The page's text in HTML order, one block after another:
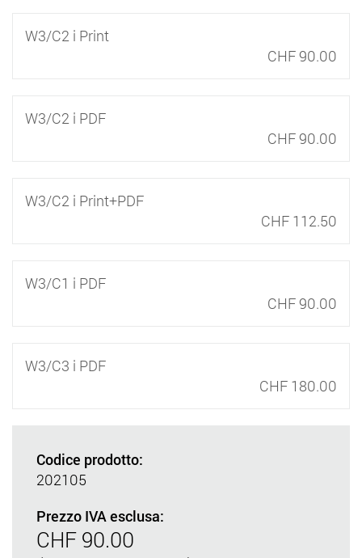
W3/C2 i Print
CHF 90.00
W3/C2 i PDF
CHF 90.00
W3/C2 i Print+PDF
CHF 112.50
W3/C1 i PDF
CHF 90.00
W3/C3 i PDF
CHF 180.00
Codice prodotto:
202105
Prezzo IVA esclusa:
CHF 90.00